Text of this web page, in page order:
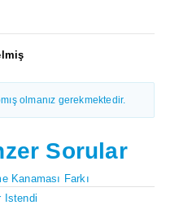
olmanız gerekmektedir.
Sorular
Kanaması Farkı
Istendi